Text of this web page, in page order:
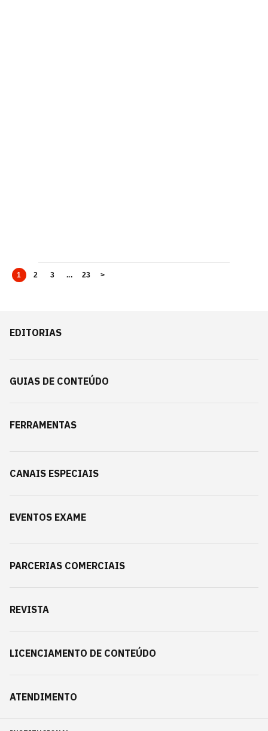
1 2 3 ... 23 >
EDITORIAS
GUIAS DE CONTEÚDO
FERRAMENTAS
CANAIS ESPECIAIS
EVENTOS EXAME
PARCERIAS COMERCIAIS
REVISTA
LICENCIAMENTO DE CONTEÚDO
ATENDIMENTO